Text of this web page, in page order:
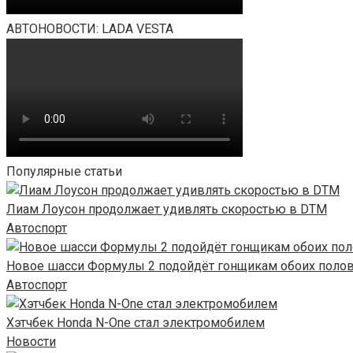
АВТОНОВОСТИ: LADA VESTA
Популярные статьи
Лиам Лоусон продолжает удивлять скоростью в DTM
Автоспорт
Новое шасси Формулы 2 подойдёт гонщикам обоих
Автоспорт
Хэтчбек Honda N-One стал электромобилем
Новости